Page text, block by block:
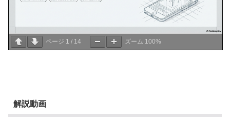
ページ 1 / 14 ズーム 100%
解説動画